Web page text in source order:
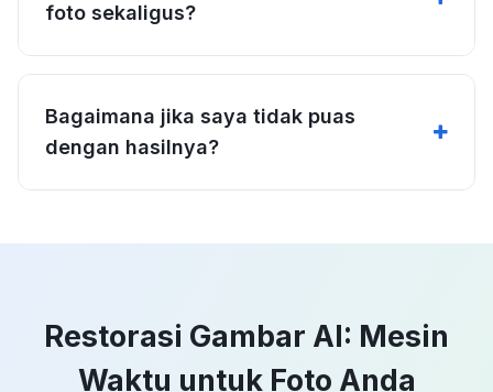
foto sekaligus?
Bagaimana jika saya tidak puas
dengan hasilnya?
Restorasi Gambar AI: Mesin
Waktu untuk Foto Anda